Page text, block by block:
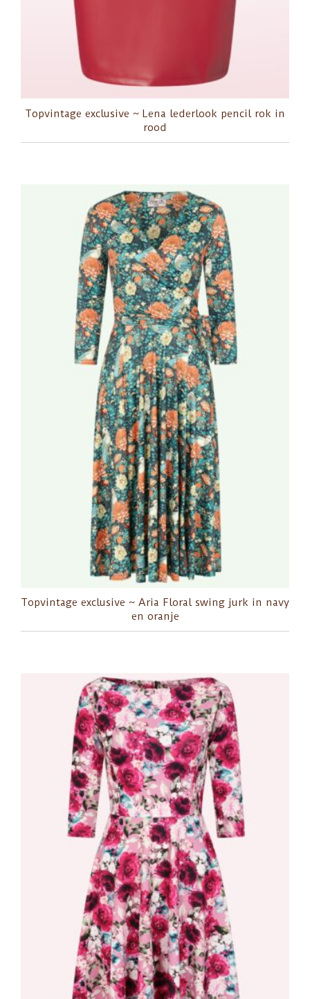
Topvintage exclusive ~ Lena lederlook pencil rok in
rood
Topvintage exclusive ~ Aria Floral swing jurk in navy
en oranje